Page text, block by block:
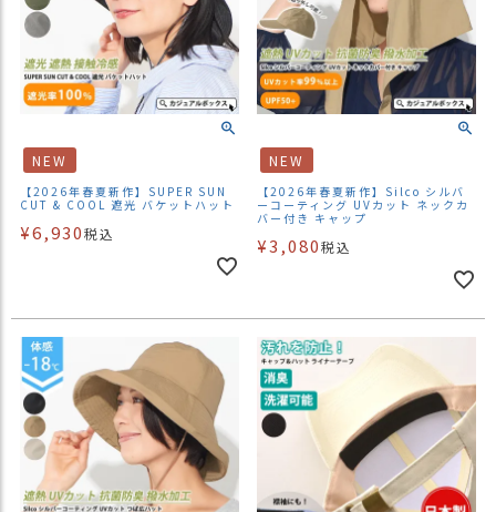
NEW
【2026年春夏新作】SUPER SUN
CUT & COOL 遮光 バケットハット
¥6,930税込
NEW
【2026年春夏新作】Silco シルバ
ーコーティング UVカット ネックカ
バー付き キャップ
¥3,080税込